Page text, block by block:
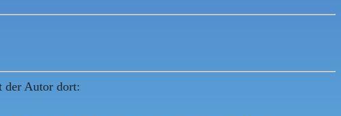
der Autor dort: